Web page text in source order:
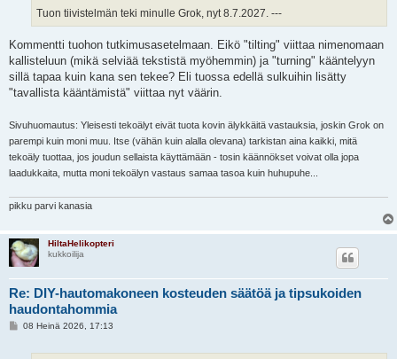
Tuon tiivistelmän teki minulle Grok, nyt 8.7.2027. ---
Kommentti tuohon tutkimusasetelmaan. Eikö "tilting" viittaa nimenomaan
kallisteluun (mikä selviää tekstistä myöhemmin) ja "turning" kääntelyyn
sillä tapaa kuin kana sen tekee? Eli tuossa edellä sulkuihin lisätty
"tavallista kääntämistä" viittaa nyt väärin.
Sivuhuomautus: Yleisesti tekoälyt eivät tuota kovin älykkäitä vastauksia, joskin Grok on
parempi kuin moni muu. Itse (vähän kuin alalla olevana) tarkistan aina kaikki, mitä
tekoäly tuottaa, jos joudun sellaista käyttämään - tosin käännökset voivat olla jopa
laadukkaita, mutta moni tekoälyn vastaus samaa tasoa kuin huhupuhe...
pikku parvi kanasia
HiltaHelikopteri
kukkoilija
Re: DIY-hautomakoneen kosteuden säätöä ja tipsukoiden
haudontahommia
V08 Heinä 2026, 17:13